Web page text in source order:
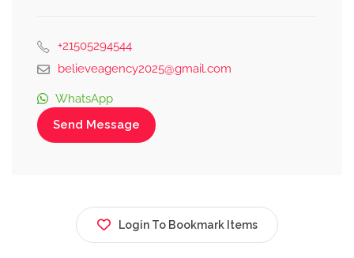
+21505294544
believeagency2025@gmail.com
WhatsApp
Send Message
Login To Bookmark Items